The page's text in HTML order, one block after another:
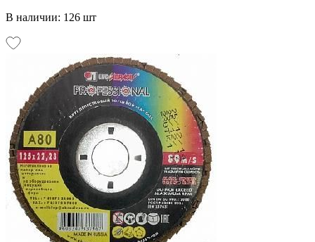
В наличии: 126 шт